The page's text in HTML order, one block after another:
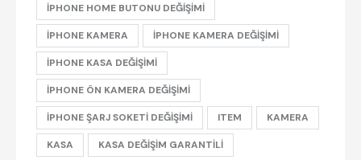
IPHONE HOME BUTONU DEĞIŞIMI
IPHONE KAMERA IPHONE KAMERA DEĞIŞIMI
IPHONE KASA DEĞIŞIMI
IPHONE ÖN KAMERA DEĞIŞIMI
IPHONE ŞARJ SOKETI DEĞIŞIMI ITEM KAMERA
KASA KASA DEĞIŞIM GARANTILI